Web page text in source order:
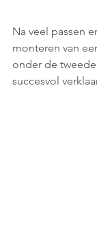
Na veel passen
monteren van
onder de
succesvol